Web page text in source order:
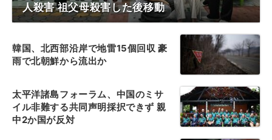
人殺害 祖父母殺害した後移動
韓国、北西部沿岸で地雷15個回収 豪
雨で北朝鮮から流出か
太平洋諸島フォーラム、中国のミサ
イル非難する共同声明採択できず 親
中2か国が反対